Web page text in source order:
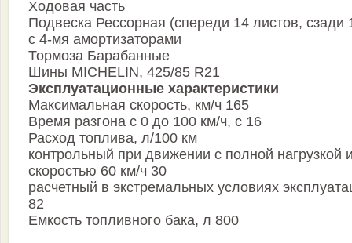
Ходовая часть
Подвеска Рессорная (спереди 14 листов, сзади
с 4-мя амортизаторами
Тормоза Барабанные
Шины MICHELIN, 425/85 R21
Эксплуатационные характеристики
Максимальная скорость, км/ч 165
Время разгона с 0 до 100 км/ч, с 16
Расход топлива, л/100 км
контрольный при движении с полной нагрузкой
скоростью 60 км/ч 30
расчетный в экстремальных условиях
82
Емкость топливного бака, л 800